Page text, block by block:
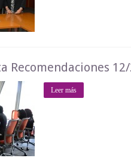
Recomendaciones
Leer más